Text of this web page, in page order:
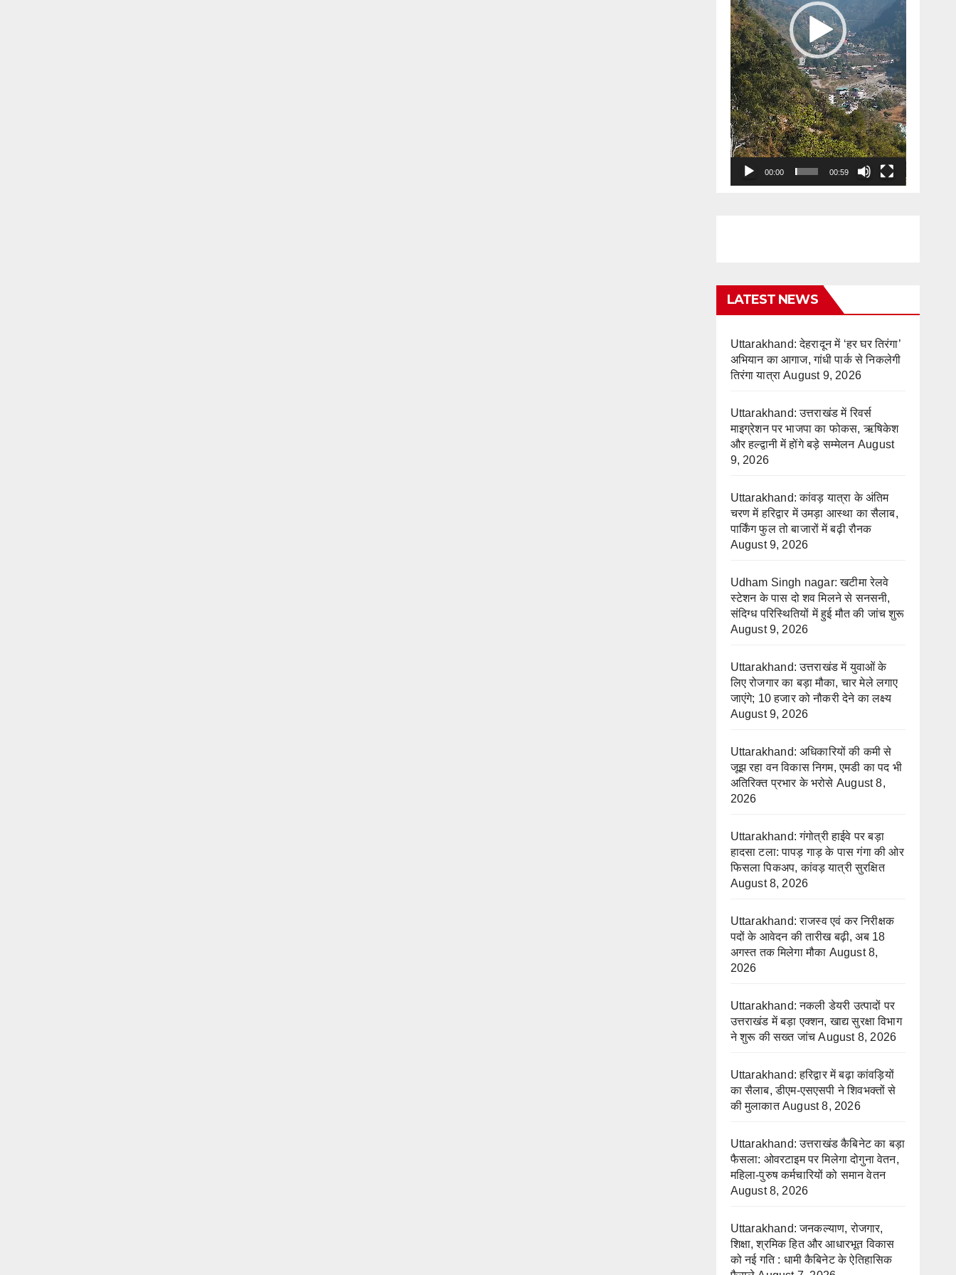
00:00 00:59
LATEST NEWS
Uttarakhand: देहरादून में ‘हर घर तिरंगा’
अभियान का आगाज, गांधी पार्क से निकलेगी
तिरंगा यात्रा August 9, 2026
Uttarakhand: उत्तराखंड में रिवर्स
माइग्रेशन पर भाजपा का फोकस, ऋषिकेश
और हल्द्वानी में होंगे बड़े सम्मेलन August
9, 2026
Uttarakhand: कांवड़ यात्रा के अंतिम
चरण में हरिद्वार में उमड़ा आस्था का सैलाब,
पार्किंग फुल तो बाजारों में बढ़ी रौनक
August 9, 2026
Udham Singh nagar: खटीमा रेलवे
स्टेशन के पास दो शव मिलने से सनसनी,
संदिग्ध परिस्थितियों में हुई मौत की जांच शुरू
August 9, 2026
Uttarakhand: उत्तराखंड में युवाओं के
लिए रोजगार का बड़ा मौका, चार मेले लगाए
जाएंगे; 10 हजार को नौकरी देने का लक्ष्य
August 9, 2026
Uttarakhand: अधिकारियों की कमी से
जूझ रहा वन विकास निगम, एमडी का पद भी
अतिरिक्त प्रभार के भरोसे August 8,
2026
Uttarakhand: गंगोत्री हाईवे पर बड़ा
हादसा टला: पापड़ गाड़ के पास गंगा की ओर
फिसला पिकअप, कांवड़ यात्री सुरक्षित
August 8, 2026
Uttarakhand: राजस्व एवं कर निरीक्षक
पदों के आवेदन की तारीख बढ़ी, अब 18
अगस्त तक मिलेगा मौका August 8,
2026
Uttarakhand: नकली डेयरी उत्पादों पर
उत्तराखंड में बड़ा एक्शन, खाद्य सुरक्षा विभाग
ने शुरू की सख्त जांच August 8, 2026
Uttarakhand: हरिद्वार में बढ़ा कांवड़ियों
का सैलाब, डीएम-एसएसपी ने शिवभक्तों से
की मुलाकात August 8, 2026
Uttarakhand: उत्तराखंड कैबिनेट का बड़ा
फैसला: ओवरटाइम पर मिलेगा दोगुना वेतन,
महिला-पुरुष कर्मचारियों को समान वेतन
August 8, 2026
Uttarakhand: जनकल्याण, रोजगार,
शिक्षा, श्रमिक हित और आधारभूत विकास
को नई गति : धामी कैबिनेट के ऐतिहासिक